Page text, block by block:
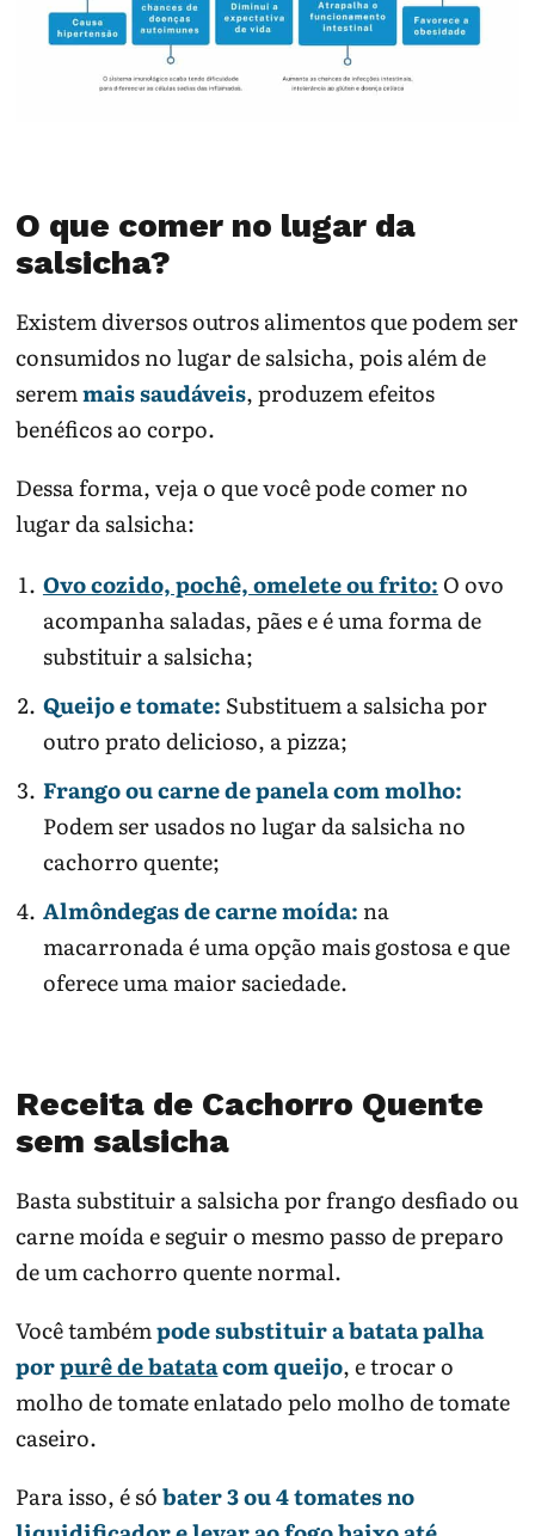
O que comer no lugar da
salsicha?
Existem diversos outros alimentos que podem ser
consumidos no lugar de salsicha, pois além de
seremmais saudáveis, produzem efeitos
benéficos ao corpo.
Dessa forma, veja o que você pode comer no
lugar da salsicha:
Ovo cozido, pochê, omelete ou frito: O ovo
acompanha saladas, pães e é uma forma de
substituir a salsicha;
Queijo e tomate: Substituem a salsicha por
outro prato delicioso, a pizza;
Frango ou carne de panela com molho:
Podem ser usados no lugar da salsicha no
cachorro quente;
Almôndegas de carne moída: na
macarronada é uma opção mais gostosa e que
oferece uma maior saciedade.
Receita de Cachorro Quente
sem salsicha
Basta substituir a salsicha por frango desfiado ou
carne moída e seguir o mesmo passo de preparo
de um cachorro quente normal.
Você tambémpode substituir a batata palha
porpurê de batatacom queijo, e trocar o
molho de tomate enlatado pelo molho de tomate
caseiro.
Para isso, é sóbater 3 ou 4 tomates no